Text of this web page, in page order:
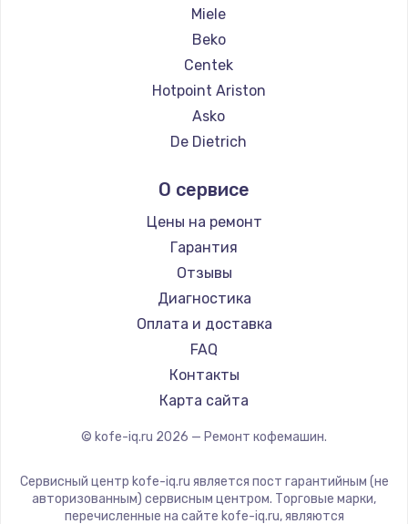
Ремонт кофемашин Grundig
Ремонт кофемашин ROCKET MOZZAFIATO
Ремонт кофемашин Vivitek
Ремонт кофемашин Thomson
Ремонт кофемашин Hisense
Ремонт кофемашин DELTA
Ремонт кофемашин Kyvol
Ремонт кофемашин RED solution
Ремонт кофемашин Bravilor Bonamat
Ремонт кофемашин Vard
Ремонт кофемашин Tuvio
Ремонт кофемашин Carrera
Ремонт кофемашин Supra
Miele
Beko
Centek
Hotpoint Ariston
Asko
De Dietrich
Ascaso
Jura
Olympia
Saeco
La Cimbali
WMF
Yamaguchi
Nivona
Astoria
ROCKET MOZZAFIATO
О сервисе
Цены на ремонт
Гарантия
Отзывы
Диагностика
Оплата и доставка
FAQ
Контакты
Карта сайта
© kofe-iq.ru 2026 — Ремонт кофемашин.
Сервисный центр kofe-iq.ru является пост гарантийным (не
авторизованным) сервисным центром. Торговые марки,
перечисленные на сайте kofe-iq.ru, являются